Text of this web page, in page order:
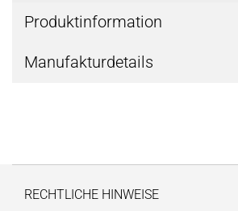
Produktinformation
Manufakturdetails
RECHTLICHE HINWEISE